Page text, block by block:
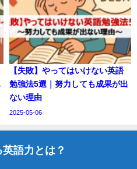
【失敗】やってはいけない英語
勉強法5選｜努力しても成果が出
ない理由
2025-05-06
語力とは？